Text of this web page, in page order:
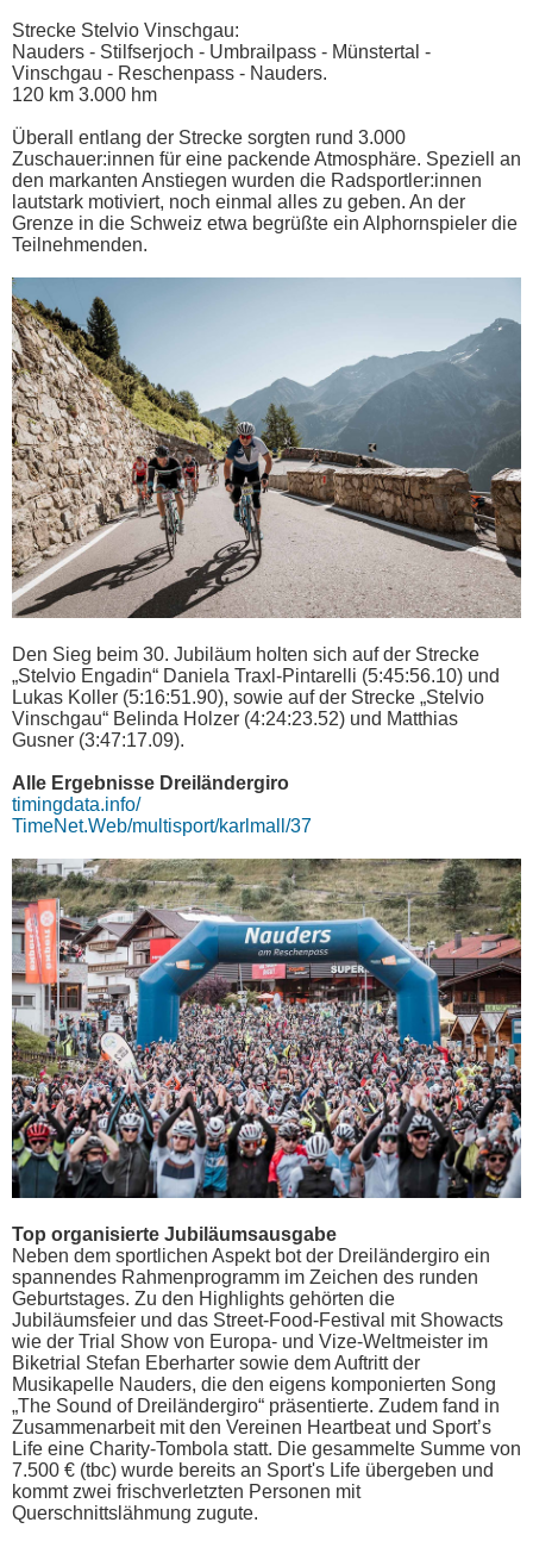
Strecke Stelvio Vinschgau:
Nauders - Stilfserjoch - Umbrailpass - Münstertal -
Vinschgau - Reschenpass - Nauders.
120 km 3.000 hm
Überall entlang der Strecke sorgten rund 3.000
Zuschauer:innen für eine packende Atmosphäre. Speziell an
den markanten Anstiegen wurden die Radsportler:innen
lautstark motiviert, noch einmal alles zu geben. An der
Grenze in die Schweiz etwa begrüßte ein Alphornspieler die
Teilnehmenden.
Den Sieg beim 30. Jubiläum holten sich auf der Strecke
„Stelvio Engadin“ Daniela Traxl-Pintarelli (5:45:56.10) und
Lukas Koller (5:16:51.90), sowie auf der Strecke „Stelvio
Vinschgau“ Belinda Holzer (4:24:23.52) und Matthias
Gusner (3:47:17.09).
Alle Ergebnisse Dreiländergiro
timingdata.info/
TimeNet.Web/multisport/karlmall/37
Top organisierte Jubiläumsausgabe
Neben dem sportlichen Aspekt bot der Dreiländergiro ein
spannendes Rahmenprogramm im Zeichen des runden
Geburtstages. Zu den Highlights gehörten die
Jubiläumsfeier und das Street-Food-Festival mit Showacts
wie der Trial Show von Europa- und Vize-Weltmeister im
Biketrial Stefan Eberharter sowie dem Auftritt der
Musikapelle Nauders, die den eigens komponierten Song
„The Sound of Dreiländergiro“ präsentierte. Zudem fand in
Zusammenarbeit mit den Vereinen Heartbeat und Sport’s
Life eine Charity-Tombola statt. Die gesammelte Summe von
7.500 € (tbc) wurde bereits an Sport's Life übergeben und
kommt zwei frischverletzten Personen mit
Querschnittslähmung zugute.